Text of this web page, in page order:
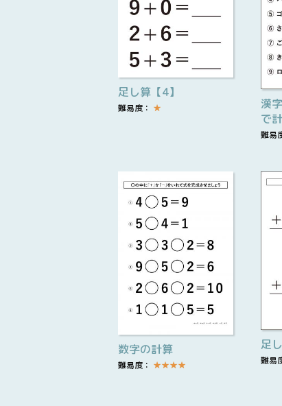
足し算【4】
難易度： ★
漢
で
難易
数字の計算
難易度： ★★★★
足
難易